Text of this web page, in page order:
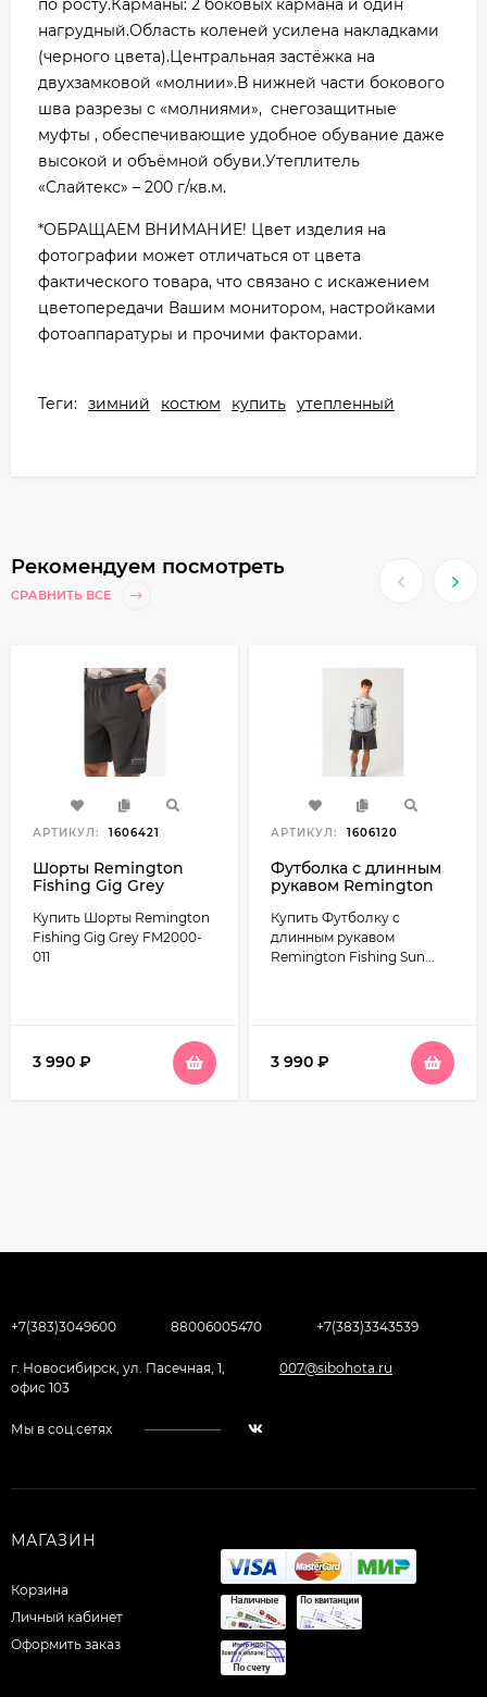
по росту.Карманы: 2 боковых кармана и один
нагрудный.Область коленей усилена накладками
(черного цвета).Центральная застёжка на
двухзамковой «молнии».В нижней части бокового
шва разрезы с «молниями», снегозащитные
муфты , обеспечивающие удобное обувание даже
высокой и объёмной обуви.Утеплитель
«Слайтекс» – 200 г/кв.м.
*ОБРАЩАЕМ ВНИМАНИЕ! Цвет изделия на
фотографии может отличаться от цвета
фактического товара, что связано с искажением
цветопередачи Вашим монитором, настройками
фотоаппаратуры и прочими факторами.
Теги: зимний костюм купить утепленный
Рекомендуем посмотреть
СРАВНИТЬ ВСЕ
АРТИКУЛ: 1606421
Шорты Remington
Fishing Gig Grey
Купить Шорты Remington
Fishing Gig Grey FM2000-
011
3 990 ₽
АРТИКУЛ: 1606120
Футболка с длинным
рукавом Remington
Mosquito Protection
Style 5 FM2001-111
Купить Футболку с
длинным рукавом
Remington Fishing Sun...
3 990 ₽
+7(383)3049600 88006005470 +7(383)3343539
г. Новосибирск, ул. Пасечная, 1,
офис 103
007@sibohota.ru
Мы в соц.сетях
МАГАЗИН
Корзина
Личный кабинет
Оформить заказ